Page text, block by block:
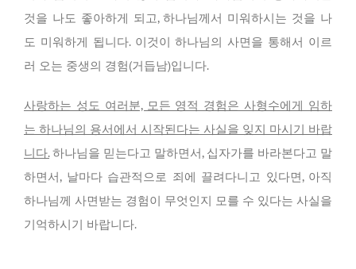
것을 나도 좋아하게 되고, 하나님께서 미워하시는 것을 나
도 미워하게 됩니다. 이것이 하나님의 사면을 통해서 이르
러 오는 중생의 경험(거듭남)입니다.
사랑하는 성도 여러분, 모든 영적 경험은 사형수에게 임하
는 하나님의 용서에서 시작된다는 사실을 잊지 마시기 바랍
니다.하나님을 믿는다고 말하면서, 십자가를 바라본다고 말
하면서, 날마다 습관적으로 죄에 끌려다니고 있다면, 아직
하나님께 사면받는 경험이 무엇인지 모를 수 있다는 사실을
기억하시기 바랍니다.